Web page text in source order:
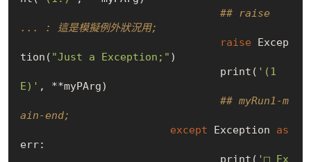
## raise
... : 這是模擬例外狀況用;
raise Excep
tion( "Just a Exception;" )
				print(
'(1
E)' , **myPArg)
## myRun1-m
ain-end;
except Exception as
err:
				print(
'□ Ex